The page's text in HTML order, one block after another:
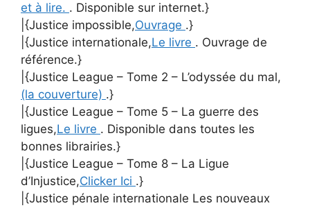
et à lire. . Disponible sur internet.}
|{Justice impossible,Ouvrage .}
|{Justice internationale,Le livre . Ouvrage de
référence.}
|{Justice League – Tome 2 – L’odyssée du mal,
(la couverture) .}
|{Justice League – Tome 5 – La guerre des
ligues,Le livre . Disponible dans toutes les
bonnes librairies.}
|{Justice League – Tome 8 – La Ligue
d’Injustice,Clicker Ici .}
|{Justice pénale internationale Les nouveaux